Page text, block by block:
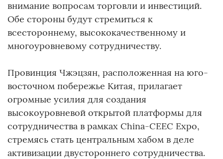
внимание вопросам торговли и инвестиций.
Обе стороны будут стремиться к
всестороннему, высококачественному и
многоуровневому сотрудничеству.
Провинция Чжэцзян, расположенная на юго-
восточном побережье Китая, прилагает
огромные усилия для создания
высокоуровневой открытой платформы для
сотрудничества в рамках China-CEEC Expo,
стремясь стать центральным хабом в деле
активизации двустороннего сотрудничества.